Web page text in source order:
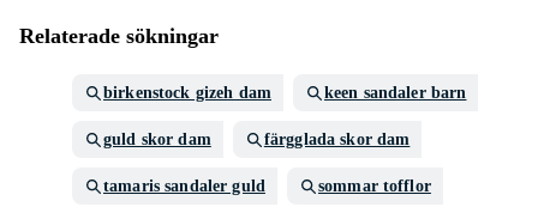
Relaterade sökningar
birkenstock gizeh dam keen sandaler barn
guld skor dam färgglada skor dam
tamaris sandaler guld sommar tofflor